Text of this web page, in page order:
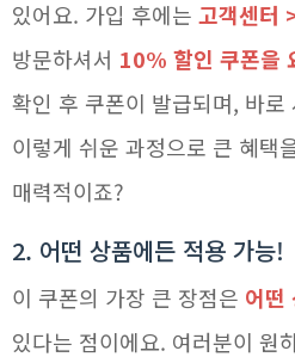
있어요. 가입 후에는 고객센터
방문하셔서 10% 할인 쿠폰을
확인 후 쿠폰이 발급되며, 바로
이렇게 쉬운 과정으로 큰 혜택
매력적이죠?
2. 어떤 상품에든 적용 가능!
이 쿠폰의 가장 큰 장점은 어떤
있다는 점이에요. 여러분이 원